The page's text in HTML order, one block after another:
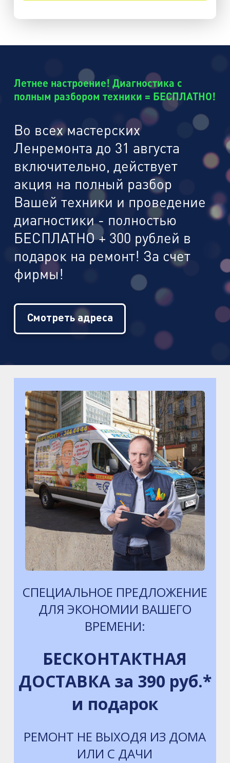
Летнее настроение! Диагностика с
полным разбором техники = БЕСПЛАТНО!
Во всех мастерских
Ленремонта до 31 августа
включительно, действует
акция на полный разбор
Вашей техники и проведение
диагностики - полностью
БЕСПЛАТНО + 300 рублей в
подарок на ремонт! За счет
фирмы!
Смотреть адреса
СПЕЦИАЛЬНОЕ ПРЕДЛОЖЕНИЕ
ДЛЯ ЭКОНОМИИ ВАШЕГО
ВРЕМЕНИ:
БЕСКОНТАКТНАЯ
ДОСТАВКА за 390 руб.*
и подарок
РЕМОНТ НЕ ВЫХОДЯ ИЗ ДОМА
ИЛИ С ДАЧИ